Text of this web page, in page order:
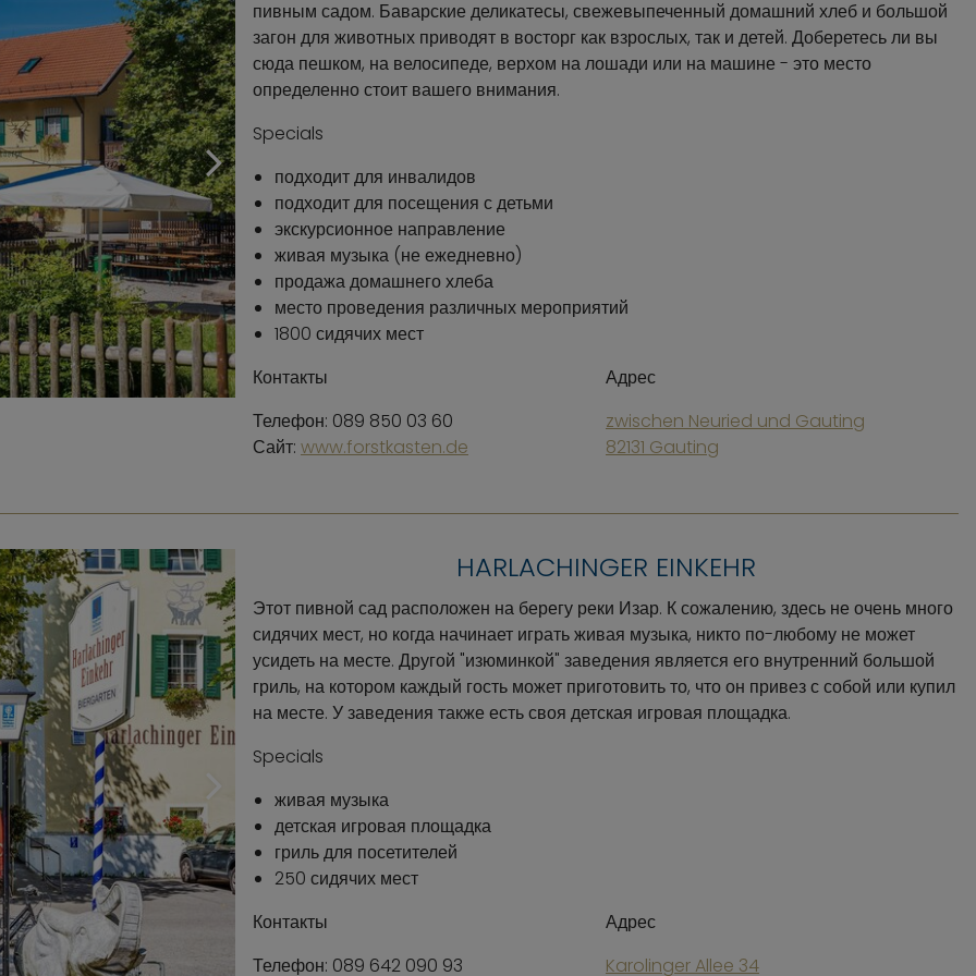
пивным садом. Баварские деликатесы, свежевыпеченный домашний хлеб и большой
загон для животных приводят в восторг как взрослых, так и детей. Доберетесь ли вы
сюда пешком, на велосипеде, верхом на лошади или на машине - это место
определенно стоит вашего внимания.
Specials
подходит для инвалидов
подходит для посещения с детьми
экскурсионное направление
живая музыка (не ежедневно)
продажа домашнего хлеба
место проведения различных мероприятий
1800 сидячих мест
Контакты
Телефон: 089 850 03 60
Сайт: www.forstkasten.de
Адрес
zwischen Neuried und Gauting
82131 Gauting
HARLACHINGER EINKEHR
Этот пивной сад расположен на берегу реки Изар. К сожалению, здесь не очень много
сидячих мест, но когда начинает играть живая музыка, никто по-любому не может
усидеть на месте. Другой "изюминкой" заведения является его внутренний большой
гриль, на котором каждый гость может приготовить то, что он привез с собой или купил
на месте. У заведения также есть своя детская игровая площадка.
Specials
живая музыка
детская игровая площадка
гриль для посетителей
250 сидячих мест
Контакты
Телефон: 089 642 090 93
Адрес
Karolinger Allee 34